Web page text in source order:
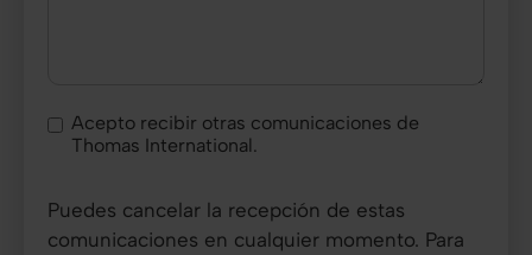
Acepto recibir otras comunicaciones de
Thomas International.
Puedes cancelar la recepción de estas
comunicaciones en cualquier momento. Para